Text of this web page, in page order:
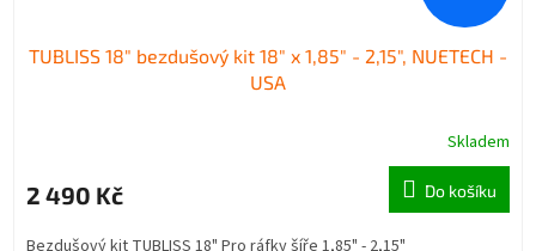
TUBLISS 18" bezdušový kit 18" x 1,85" - 2,15", NUETECH -
USA
Skladem
2 490 Kč Do košíku
Bezdušový kit TUBLISS 18" Pro ráfky šíře 1,85" - 2,15"